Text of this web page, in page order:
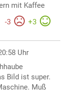
mit Kaffee
-3 +3
Uhr
Bild ist super.
Muß